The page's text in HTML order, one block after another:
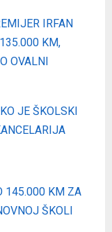
IRFAN
KM,
OVALNI
JE ŠKOLSKI
145.000 KM ZA
ŠKOLI